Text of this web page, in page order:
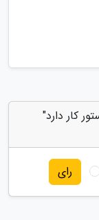
کار دارد"
رای